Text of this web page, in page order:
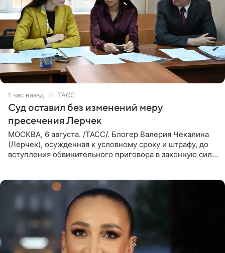
1 час назад ТАСС
Суд оставил без изменений меру
пресечения Лерчек
МОСКВА, 6 августа. /ТАСС/. Блогер Валерия Чекалина
(Лерчек), осужденная к условному сроку и штрафу, до
вступления обвинительного приговора в законную силу